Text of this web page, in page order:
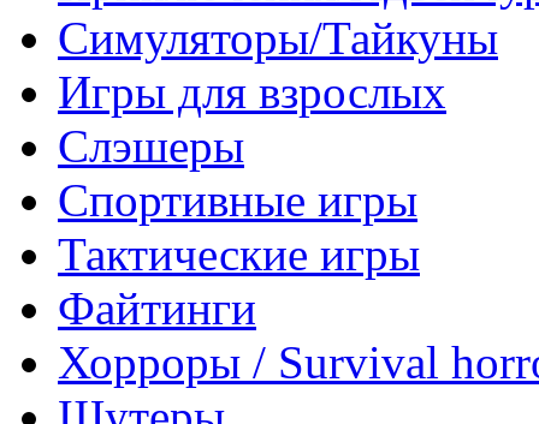
Симуляторы/Тайкуны
Игры для взрослых
Слэшеры
Спортивные игры
Тактические игры
Файтинги
Хорроры / Survival